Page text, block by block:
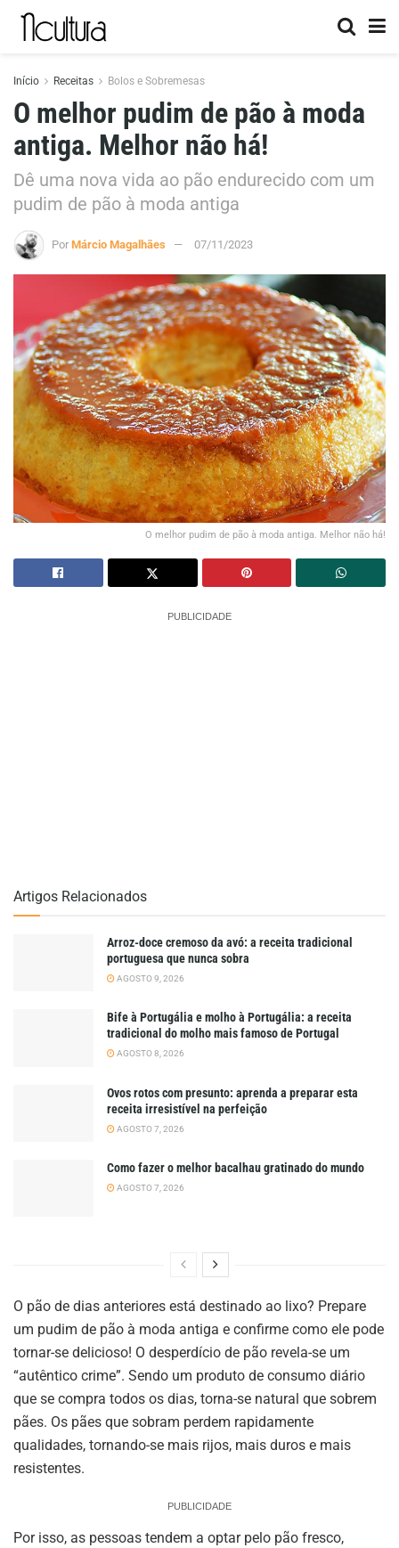
Início Receitas Bolos e Sobremesas
O melhor pudim de pão à moda
antiga. Melhor não há!
Dê uma nova vida ao pão endurecido com um
pudim de pão à moda antiga
Por Márcio Magalhães 07/11/2023
O melhor pudim de pão à moda antiga. Melhor não há!
PUBLICIDADE
Artigos Relacionados
Arroz-doce cremoso da avó: a receita tradicional
portuguesa que nunca sobra
AGOSTO 9, 2026
Bife à Portugália e molho à Portugália: a receita
tradicional do molho mais famoso de Portugal
AGOSTO 8, 2026
Ovos rotos com presunto: aprenda a preparar esta
receita irresistível na perfeição
AGOSTO 7, 2026
Como fazer o melhor bacalhau gratinado do mundo
AGOSTO 7, 2026
O pão de dias anteriores está destinado ao lixo? Prepare
um pudim de pão à moda antiga e confirme como ele pode
tornar-se delicioso! O desperdício de pão revela-se um
“autêntico crime”. Sendo um produto de consumo diário
que se compra todos os dias, torna-se natural que sobrem
pães. Os pães que sobram perdem rapidamente
qualidades, tornando-se mais rijos, mais duros e mais
resistentes.
PUBLICIDADE
Por isso, as pessoas tendem a optar pelo pão fresco,